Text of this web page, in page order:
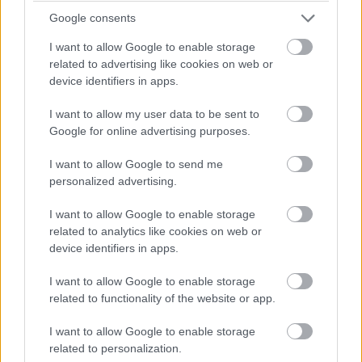
Google consents
I want to allow Google to enable storage
related to advertising like cookies on web or
device identifiers in apps.
I want to allow my user data to be sent to
Google for online advertising purposes.
I want to allow Google to send me
personalized advertising.
I want to allow Google to enable storage
related to analytics like cookies on web or
device identifiers in apps.
I want to allow Google to enable storage
related to functionality of the website or app.
I want to allow Google to enable storage
related to personalization.
nyakán közben Hamiltonnal).
Egy pillanatnyi állás 23 kör után: